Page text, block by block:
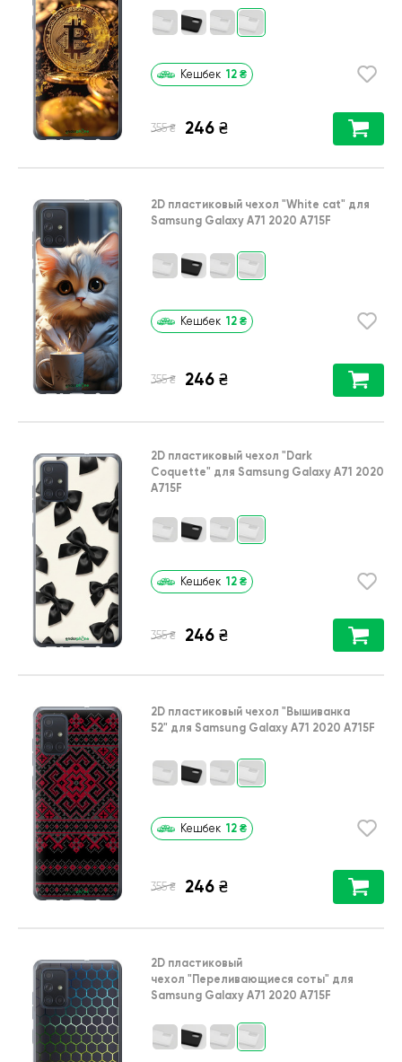
Кешбек 12 ₴
355 ₴ 246 ₴
2D пластиковый чехол "White cat" для
Samsung Galaxy A71 2020 A715F
Кешбек 12 ₴
355 ₴ 246 ₴
2D пластиковый чехол "Dark
Coquette" для Samsung Galaxy A71 2020
A715F
Кешбек 12 ₴
355 ₴ 246 ₴
2D пластиковый чехол "Вышиванка
52" для Samsung Galaxy A71 2020 A715F
Кешбек 12 ₴
355 ₴ 246 ₴
2D пластиковый
чехол "Переливающиеся соты" для
Samsung Galaxy A71 2020 A715F